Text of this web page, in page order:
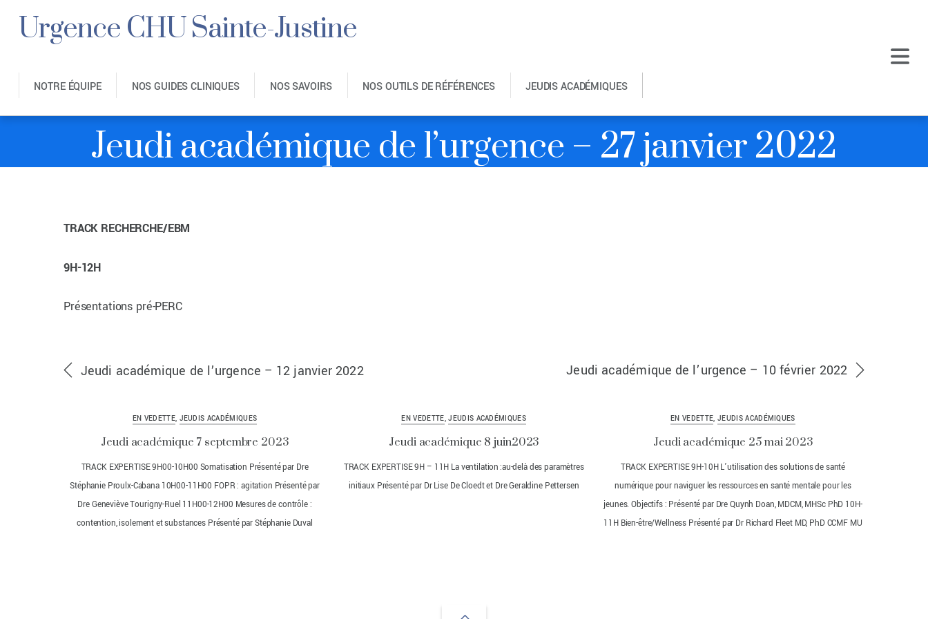
Urgence CHU Sainte-Justine
NOTRE ÉQUIPE NOS GUIDES CLINIQUES NOS SAVOIRS NOS OUTILS DE RÉFÉRENCES JEUDIS ACADÉMIQUES
Jeudi académique de l’urgence – 27 janvier 2022
TRACK RECHERCHE/EBM
9H-12H
Présentations pré-PERC
Jeudi académique de l’urgence – 12 janvier 2022 Jeudi académique de l’urgence – 10 février 2022
EN VEDETTE, JEUDIS ACADÉMIQUES
Jeudi académique 7 septembre 2023
TRACK EXPERTISE 9H00-10H00 Somatisation Présenté par Dre
Stéphanie Proulx-Cabana 10H00-11H00 FOPR : agitation Présenté par
Dre Geneviève Tourigny-Ruel 11H00-12H00 Mesures de contrôle :
contention, isolement et substances Présenté par Stéphanie Duval
EN VEDETTE,JEUDIS ACADÉMIQUES
Jeudi académique 8 juin2023
TRACK EXPERTISE 9H – 11H La ventilation :au-delà des paramètres
initiaux Présenté par Dr Lise De Cloedt et Dre Geraldine Pettersen
EN VEDETTE, JEUDIS ACADÉMIQUES
Jeudi académique 25 mai 2023
TRACK EXPERTISE 9H-10H L’utilisation des solutions de santé
numérique pour naviguer les ressources en santé mentale pour les
jeunes. Objectifs : Présenté par Dre Quynh Doan, MDCM, MHSc PhD 10H-
11H Bien-être/Wellness Présenté par Dr Richard Fleet MD, PhD CCMF MU